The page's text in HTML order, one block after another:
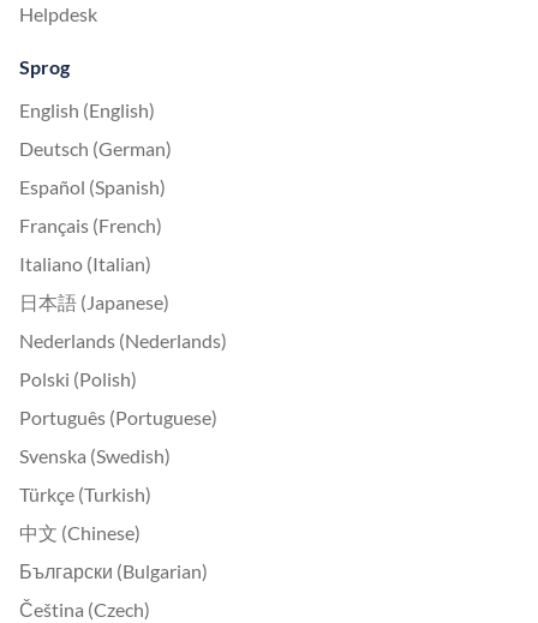
Helpdesk
Sprog
English (English)
Deutsch (German)
Español (Spanish)
Français (French)
Italiano (Italian)
日本語 (Japanese)
Nederlands (Nederlands)
Polski (Polish)
Português (Portuguese)
Svenska (Swedish)
Türkçe (Turkish)
中文 (Chinese)
Български (Bulgarian)
Čeština (Czech)